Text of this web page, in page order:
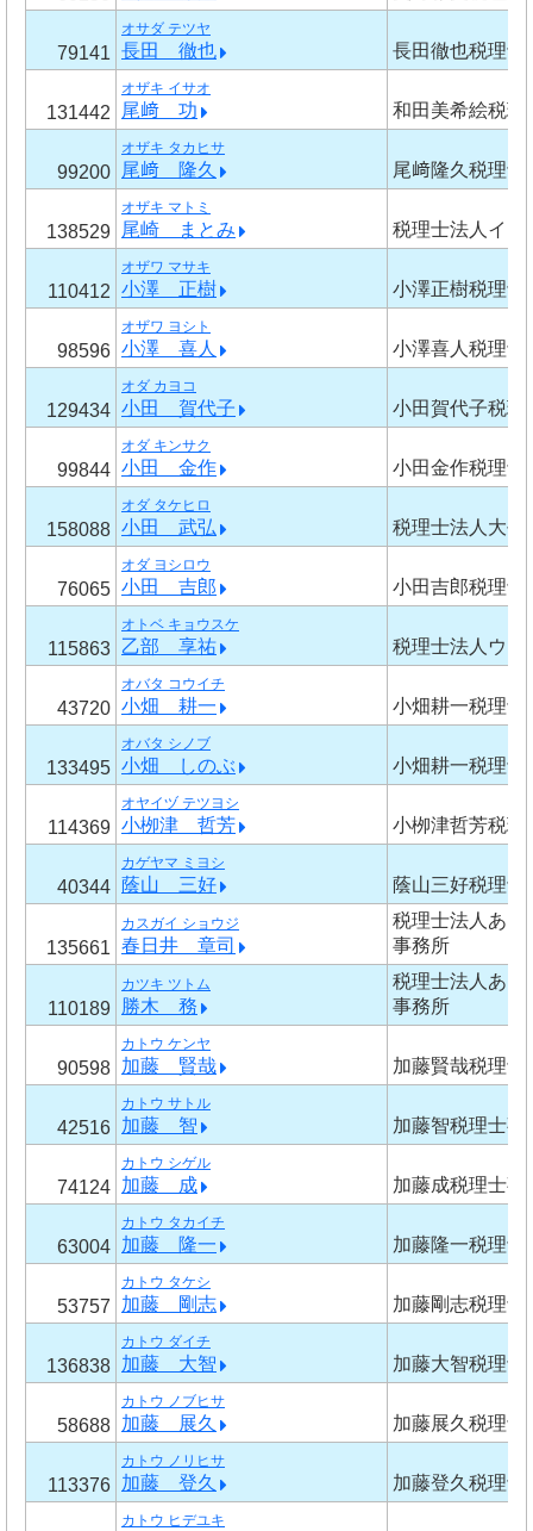
79141
オサダ テツヤ
長田 徹也 長田徹也税理士
131442
オザキ イサオ
尾﨑 功 和田美希絵税理
99200
オザキ タカヒサ
尾﨑 隆久 尾﨑隆久税理士
138529
オザキ マトミ
尾崎 まとみ 税理士法人イグ
110412
オザワ マサキ
小澤 正樹 小澤正樹税理士
98596
オザワ ヨシト
小澤 喜人 小澤喜人税理士
129434
オダ カヨコ
小田 賀代子 小田賀代子税理
99844
オダ キンサク
小田 金作 小田金作税理士
158088
オダ タケヒロ
小田 武弘 税理士法人大平
76065
オダ ヨシロウ
小田 吉郎 小田吉郎税理士
115863
オトベ キョウスケ
乙部 享祐 税理士法人ウイ
43720
オバタ コウイチ
小畑 耕一 小畑耕一税理士
133495
オバタ シノブ
小畑 しのぶ 小畑耕一税理士
114369
オヤイヅ テツヨシ
小栁津 哲芳 小栁津哲芳税理
40344
カゲヤマ ミヨシ
蔭山 三好 蔭山三好税理士
135661
カスガイ ショウジ
春日井 章司
税理士法人あさ
事務所
110189
カツキ ツトム
勝木 務
税理士法人あさ
事務所
90598
カトウ ケンヤ
加藤 賢哉 加藤賢哉税理士
42516
カトウ サトル
加藤 智 加藤智税理士事
74124
カトウ シゲル
加藤 成 加藤成税理士事
63004
カトウ タカイチ
加藤 隆一 加藤隆一税理士
53757
カトウ タケシ
加藤 剛志 加藤剛志税理士
136838
カトウ ダイチ
加藤 大智 加藤大智税理士
58688
カトウ ノブヒサ
加藤 展久 加藤展久税理士
113376
カトウ ノリヒサ
加藤 登久 加藤登久税理士
カトウ ヒデユキ